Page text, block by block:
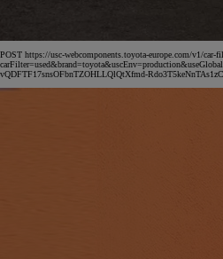
POST https://usc-webcomponents.toyota-europe.com/v1/car-
vQDFTF17snsOFbnTZOHLLQlQtXfmd-